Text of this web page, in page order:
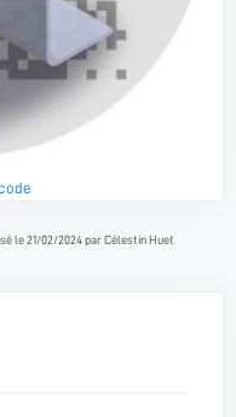
le 21/02/2024 par Célestin Huet